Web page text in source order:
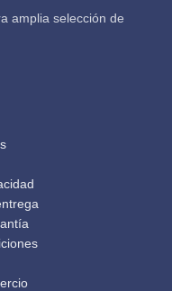
amplia selección de